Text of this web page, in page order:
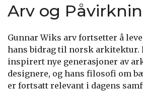
Arv og
Gunnar Wiks arv fortsetter å
hans bidrag til norsk arkitektur.
inspirert nye generasjoner av
designere, og hans filosofi om
er fortsatt relevant i dagens